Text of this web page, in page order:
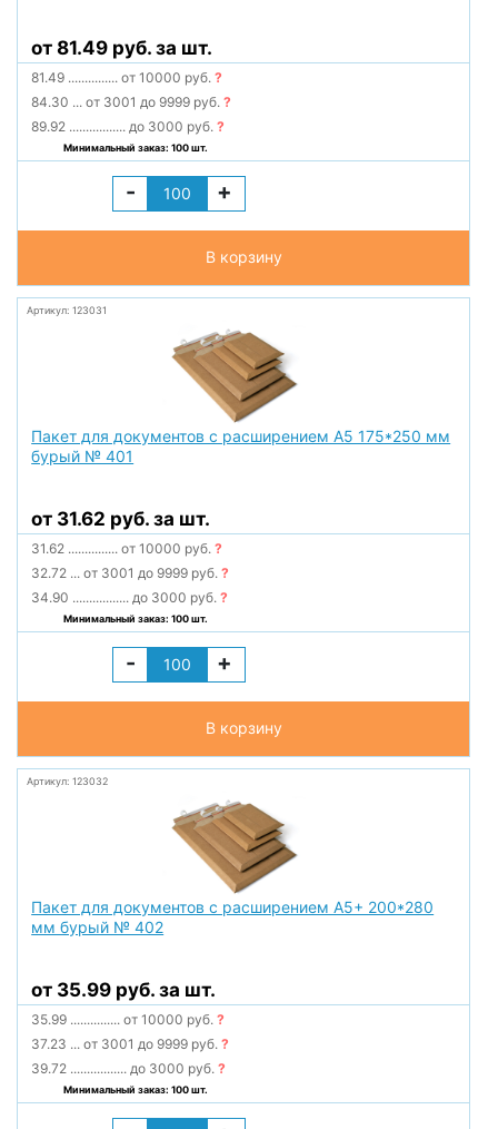
от 81.49 руб. за шт.
81.49 ............... от 10000 руб.?
84.30 ... от 3001 до 9999 руб.?
89.92 ................. до 3000 руб.?
Минимальный заказ: 100 шт.
- +
В корзину
Артикул: 123031
Пакет для документов с расширением А5 175*250 мм
бурый № 401
от 31.62 руб. за шт.
31.62 ............... от 10000 руб.?
32.72 ... от 3001 до 9999 руб.?
34.90 ................. до 3000 руб.?
Минимальный заказ: 100 шт.
- +
В корзину
Артикул: 123032
Пакет для документов с расширением А5+ 200*280
мм бурый № 402
от 35.99 руб. за шт.
35.99 ............... от 10000 руб.?
37.23 ... от 3001 до 9999 руб.?
39.72 ................. до 3000 руб.?
Минимальный заказ: 100 шт.